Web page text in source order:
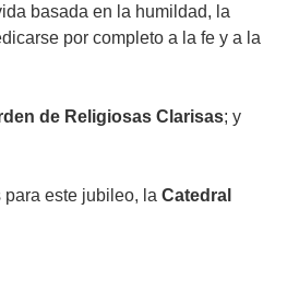
basada en la humildad, la
por completo a la fe y a la
de Religiosas Clarisas; y
este jubileo, la Catedral